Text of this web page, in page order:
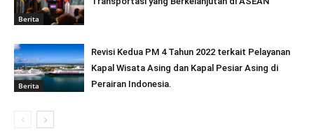
Berita
Berita
Revisi Kedua PM 4 Tahun 2022 terkait Pelayanan
Kapal Wisata Asing dan Kapal Pesiar Asing di
Perairan Indonesia.